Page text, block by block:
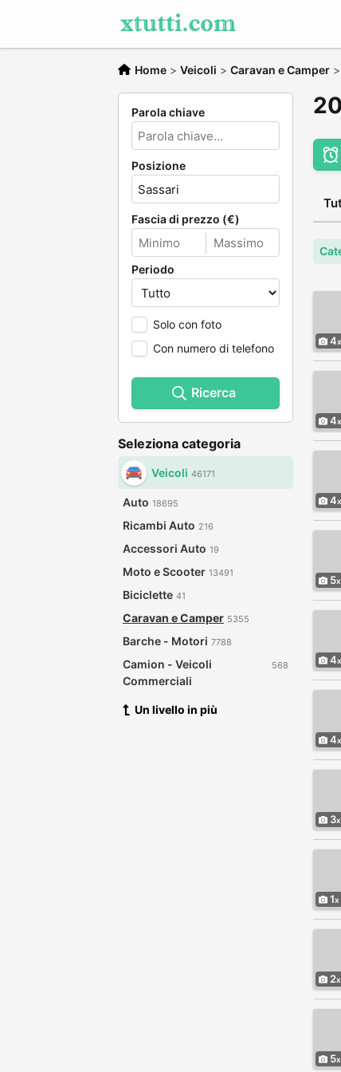
Home > Veicoli > Caravan e Camper >
Parola chiave
Posizione
Fascia di prezzo (€)
Periodo
Solo con foto
Con numero di telefono
Ricerca
Seleziona categoria
Veicoli 46171
Auto 18695
Ricambi Auto 216
Accessori Auto 19
Moto e Scooter 13491
Biciclette 41
Caravan e Camper 5355
Barche - Motori 7788
Camion - Veicoli
Commerciali
568
Un livello in più
4
4
4
5
4
4
3
1
2
5